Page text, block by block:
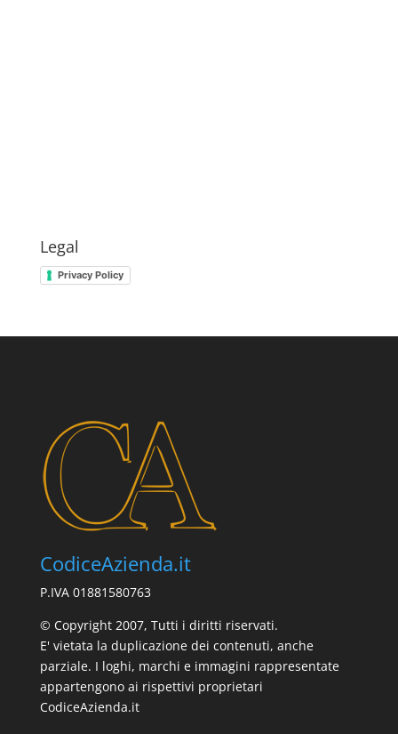
Legal
Privacy Policy
CodiceAzienda.it
P.IVA 01881580763
© Copyright 2007, Tutti i diritti riservati.
E' vietata la duplicazione dei contenuti, anche
parziale. I loghi, marchi e immagini rappresentate
appartengono ai rispettivi proprietari
CodiceAzienda.it